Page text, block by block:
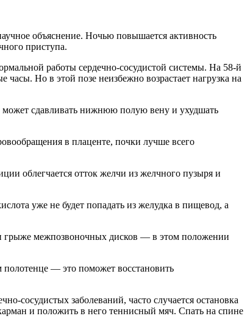
объяснение. Ночью повышается активность
приступа.
работы сердечно-сосудистой системы. На 58-й
Но в этой позе неизбежно возрастает нагрузка на
сдавливать нижнюю полую вену и ухудшать
в плаценте, почки лучше всего
облегчается отток желчи из желчного пузыря и
уже не будет попадать из желудка в пищевод, а
грыже межпозвоночных дисков — в этом положении
— это поможет восстановить
заболеваний, часто случается остановка
и положить в него теннисный мяч. Спать на спине